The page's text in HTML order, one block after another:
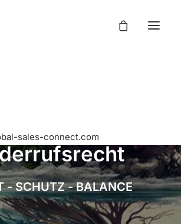
sales-connect.com
errufsrecht
- SCHUTZ - BALANCE